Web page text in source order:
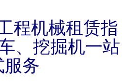
程机械租赁指
、挖掘机一站
服务